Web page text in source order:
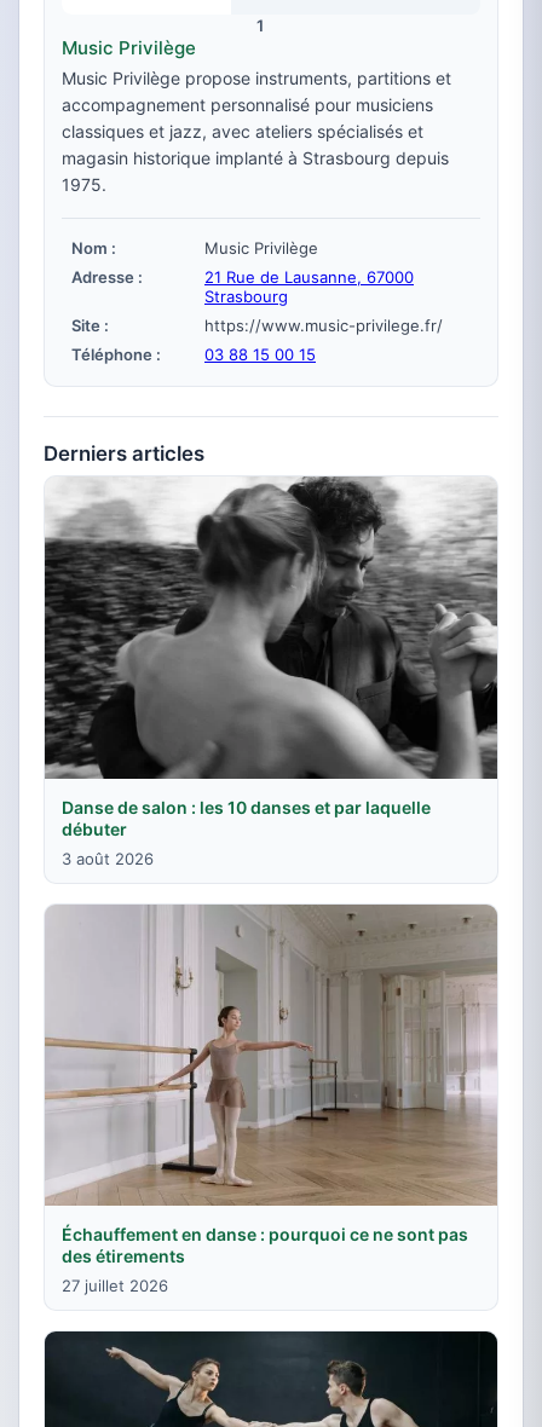
1
Music Privilège
Music Privilège propose instruments, partitions et
accompagnement personnalisé pour musiciens
classiques et jazz, avec ateliers spécialisés et
magasin historique implanté à Strasbourg depuis
1975.
Nom :
Music Privilège
Adresse :
21 Rue de Lausanne, 67000
Strasbourg
Site :
https://www.music-privilege.fr/
Téléphone :
03 88 15 00 15
Derniers articles
Danse de salon : les 10 danses et par laquelle
débuter
3 août 2026
Échauffement en danse : pourquoi ce ne sont pas
des étirements
27 juillet 2026